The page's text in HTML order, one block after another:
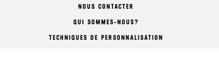
NOUS CONTACTER
QUI SOMMES-NOUS?
TECHNIQUES DE PERSONNALISATION